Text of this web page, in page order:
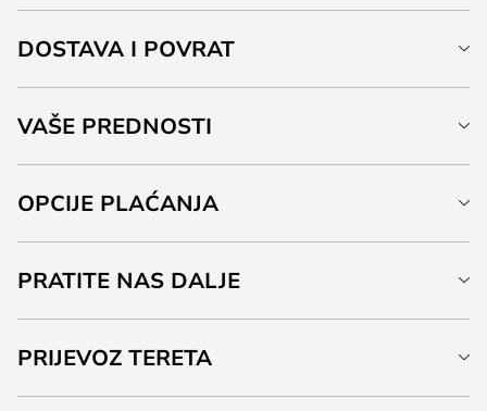
DOSTAVA I POVRAT
VAŠE PREDNOSTI
OPCIJE PLAĆANJA
PRATITE NAS DALJE
PRIJEVOZ TERETA